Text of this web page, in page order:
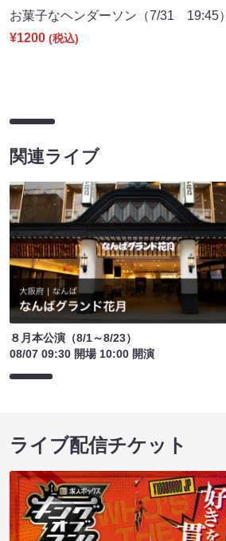
お菓子なヘンダーソン（7/31 19:45）
¥1200 (税込)
関連ライブ
８月本公演（8/1～8/23）
08/07 09:30 開場 10:00 開演
ライブ配信チケット